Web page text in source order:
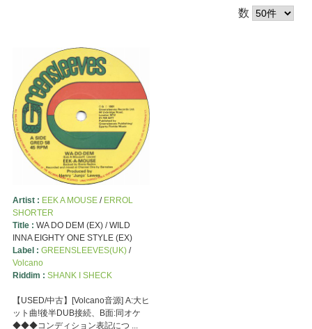
数
Artist : EEK A MOUSE/ ERROL
SHORTER
Title : WA DO DEM (EX) / WILD
INNA EIGHTY ONE STYLE (EX)
Label : GREENSLEEVES(UK)/
Volcano
Riddim : SHANK I SHECK
【USED/中古】[Volcano音源] A:大ヒ
ット曲!後半DUB接続、B面:同オケ
◆◆◆コンディション表記につ ...